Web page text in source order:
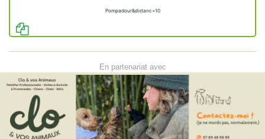
Pompadour&distanc=10
En partenariat avec